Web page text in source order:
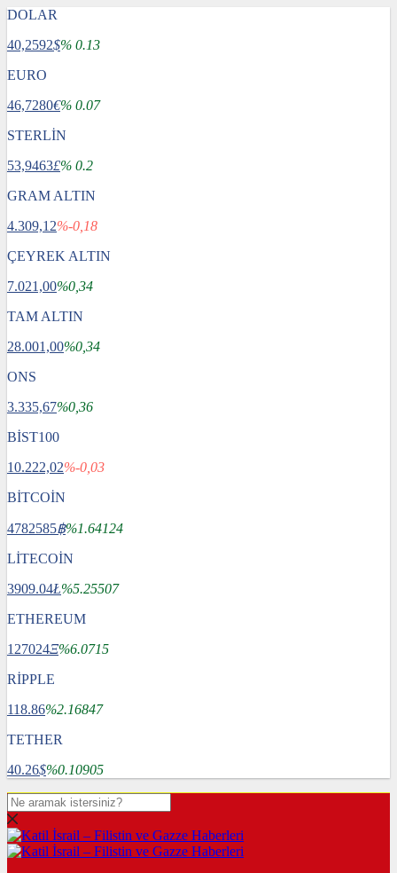
DOLAR
40,2592$% 0.13
EURO
46,7280€% 0.07
STERLİN
53,9463£% 0.2
GRAM ALTIN
4.309,12%-0,18
ÇEYREK ALTIN
7.021,00%0,34
TAM ALTIN
28.001,00%0,34
ONS
3.335,67%0,36
BİST100
10.222,02%-0,03
BİTCOİN
4782585฿%1.64124
LİTECOİN
3909.04Ł%5.25507
ETHEREUM
127024Ξ%6.0715
RİPPLE
118.86%2.16847
TETHER
40.26$%0.10905